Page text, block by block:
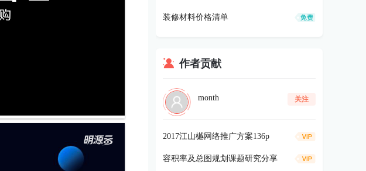
装修材料价格清单
作者贡献
month 关注
2017江山樾网络推广方案136p
容积率及总图规划课题研究分享